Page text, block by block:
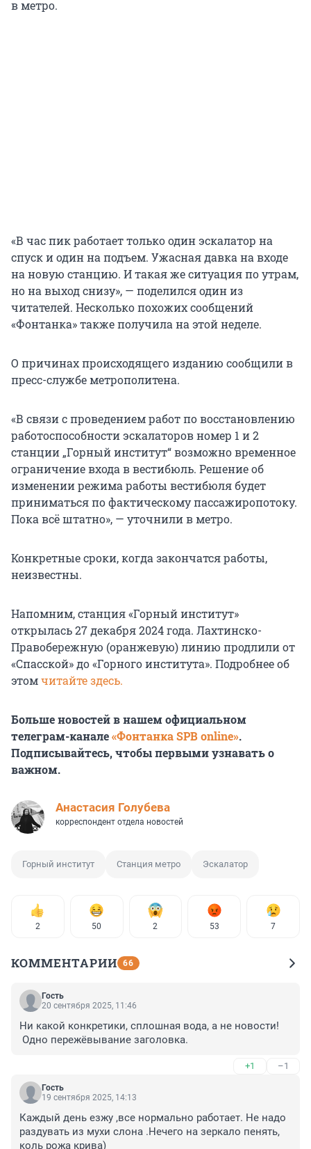
в метро.
«В час пик работает только один эскалатор на
спуск и один на подъем. Ужасная давка на входе
на новую станцию. И такая же ситуация по утрам,
но на выход снизу», — поделился один из
читателей. Несколько похожих сообщений
«Фонтанка» также получила на этой неделе.
О причинах происходящего изданию сообщили в
пресс-службе метрополитена.
«В связи с проведением работ по восстановлению
работоспособности эскалаторов номер 1 и 2
станции „Горный институт“ возможно временное
ограничение входа в вестибюль. Решение об
изменении режима работы вестибюля будет
приниматься по фактическому пассажиропотоку.
Пока всё штатно», — уточнили в метро.
Конкретные сроки, когда закончатся работы,
неизвестны.
Напомним, станция «Горный институт»
открылась27 декабря 2024 года. Лахтинско-
Правобережную (оранжевую) линию продлили от
«Спасской» до «Горного института». Подробнее об
этомчитайте здесь.
Больше новостей в нашем официальном
телеграм-канале«Фонтанка SPB online».
Подписывайтесь, чтобы первыми узнавать о
важном.
Анастасия Голубева
корреспондент отдела новостей
Горный институт Станция метро Эскалатор
2 50 2 53 7
КОММЕНТАРИИ 66
Гость
20 сентября 2025, 11:46
Ни какой конкретики, сплошная вода, а не новости!
Одно пережёвывание заголовка.
+1 –1
Гость
19 сентября 2025, 14:13
Каждый день езжу ,все нормально работает. Не надо
раздувать из мухи слона .Нечего на зеркало пенять,
коль рожа крива)